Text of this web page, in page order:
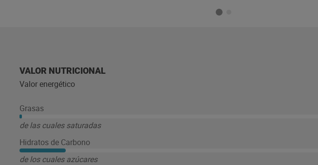
VALOR NUTRICIONAL
Valor energético
Grasas
de las cuales saturadas
Hidratos de Carbono
de los cuales azúcares